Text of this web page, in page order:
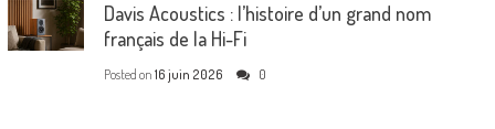
Davis Acoustics : l’histoire d’un grand nom
français de la Hi-Fi
Posted on 16 juin 2026 0